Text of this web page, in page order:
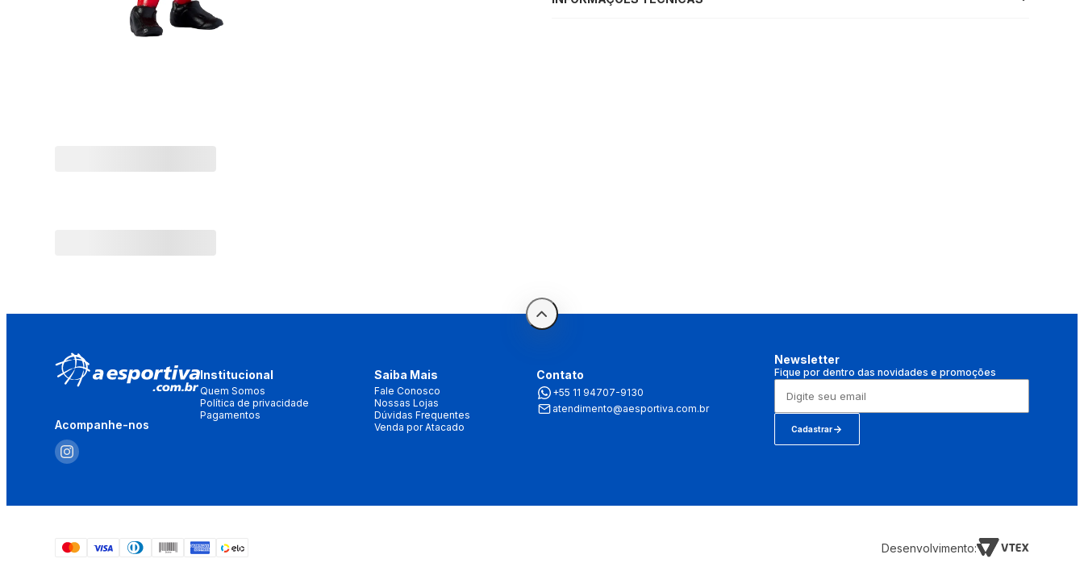
Acompanhe-nos
Institucional
Quem Somos
Política de privacidade
Pagamentos
Saiba Mais
Fale Conosco
Nossas Lojas
Dúvidas Frequentes
Venda por Atacado
Contato
+55 11 94707-9130
atendimento@aesportiva.com.br
Newsletter
Fique por dentro das novidades e promoções
Cadastrar
Desenvolvimento: